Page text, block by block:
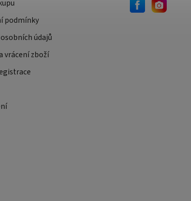
podmínky
údajů
vrácení zboží